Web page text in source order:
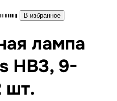
В избранное
лампа
HВ3, 9-
шт.